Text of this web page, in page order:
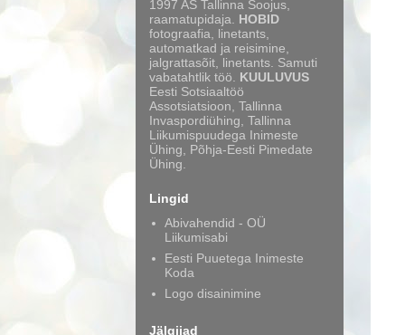
1997 AS Tallinna Soojus,
raamatupidaja. HOBID
fotograafia, linetants,
automatkad ja reisimine,
jalgrattasõit, linetants. Samuti
vabatahtlik töö. KUULUVUS
Eesti Sotsiaaltöö
Assotsiatsioon, Tallinna
Invaspordiühing, Tallinna
Liikumispuudega Inimeste
Ühing, Põhja-Eesti Pimedate
Ühing.
Lingid
Abivahendid - OÜ
Liikumisabi
Eesti Puuetega Inimeste
Koda
Logo disainimine
Jälgijad